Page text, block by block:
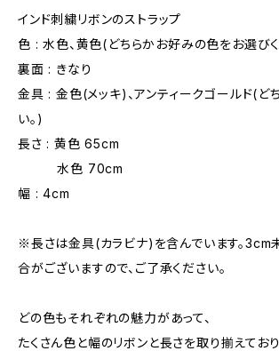
インド刺繍リボンのストラップ
色 : 水色、黄色(どちらかお好みの色をお選びく
裏面 : きなり
金具 : 金色(メッキ)、アンティークゴールド(ど
い。)
長さ : 黄色 65cm
水色 70cm
幅 : 4cm
※長さは金具(カラビナ)を含んでいます。3cm
合がございますので、ご了承ください。
どの色もそれぞれの魅力があって、
たくさん色と幅のリボンと長さを取り揃えており